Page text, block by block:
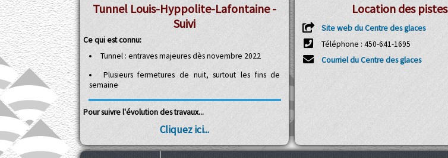
Tunnel Louis-Hyppolite-Lafontaine -
Suivi
Ce qui est connu:
Tunnel : entraves majeures dès novembre 2022
Plusieurs fermetures de nuit, surtout les fins de
semaine
Pour suivre l'évolution des travaux...
Cliquez ici...
Location des pistes
Site web du Centre des glaces
Téléphone : 450-641-1695
Courriel du Centre des glaces